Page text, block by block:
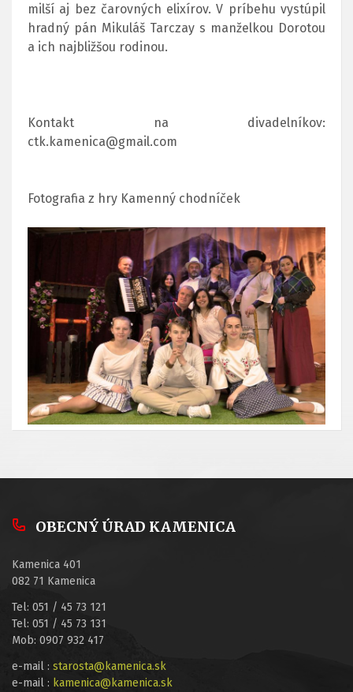
milší aj bez čarovných elixírov. V príbehu vystúpil
hradný pán Mikuláš Tarczay s manželkou Dorotou
a ich najbližšou rodinou.
Kontakt na divadelníkov:
ctk.kamenica@gmail.com
Fotografia z hry Kamenný chodníček
OBECNÝ ÚRAD KAMENICA
Kamenica 401
082 71 Kamenica
Tel: 051 / 45 73 121
Tel: 051 / 45 73 131
Mob: 0907 932 417
e-mail : starosta@kamenica.sk
e-mail : kamenica@kamenica.sk